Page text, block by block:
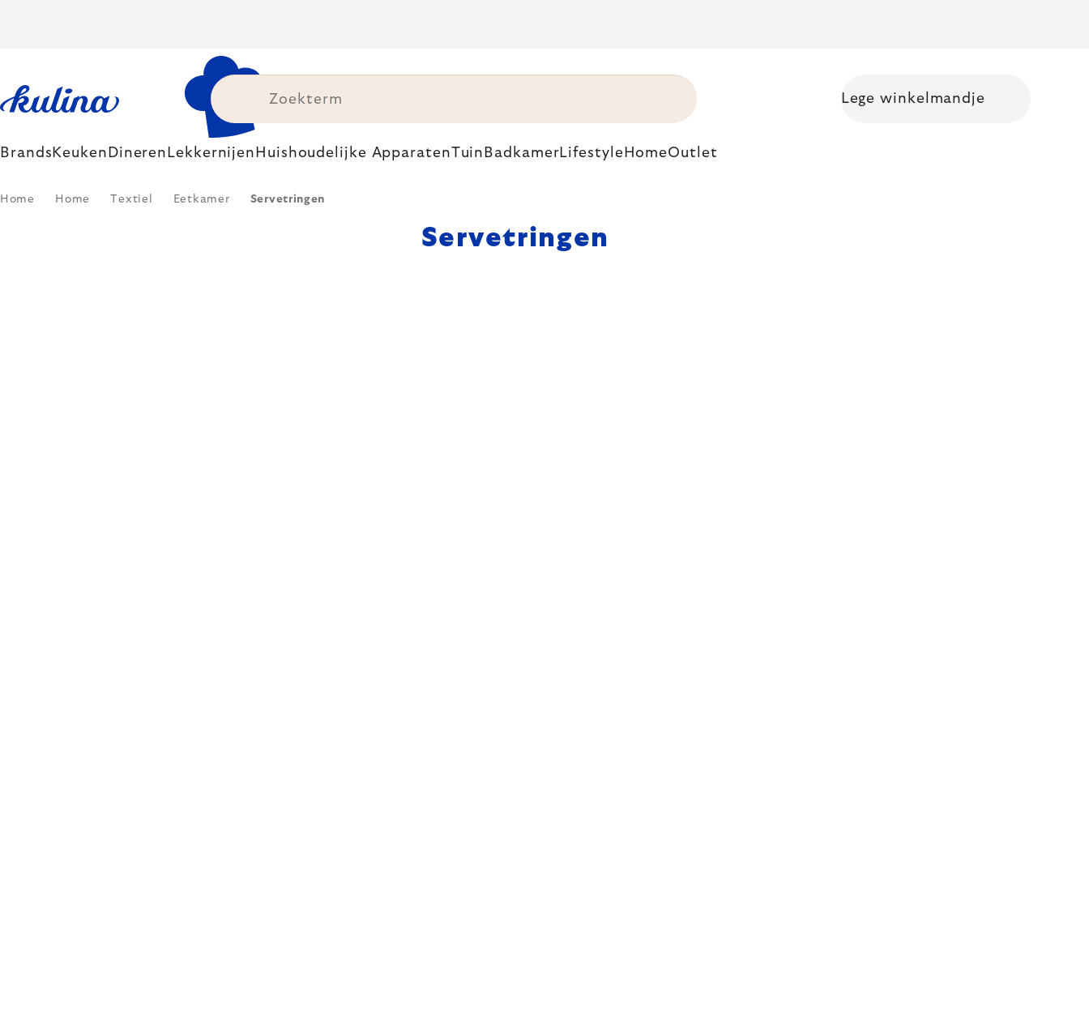
Shopping cart
Lege winkelmandje
Brands Keuken Dineren Lekkernijen Huishoudelijke ApparatenTuin BadkamerLifestyle HomeOutlet
Home Home Textiel Eetkamer Servetringen
Servetringen